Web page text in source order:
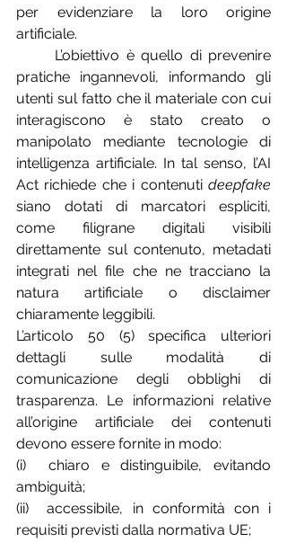
per evidenziare la loro origine
artificiale.
pratiche ingannevoli, informando gli
utenti sul fatto che il materiale con cui
interagiscono è stato creato o
manipolato mediante tecnologie di
intelligenza artificiale. In tal senso, l’AI
Act richiede che i contenuti deepfake
siano dotati di marcatori espliciti,
come filigrane digitali visibili
direttamente sul contenuto, metadati
integrati nel file che ne tracciano la
natura artificiale o disclaimer
chiaramente leggibili.
L’articolo 50 (5) specifica ulteriori
dettagli sulle modalità di
comunicazione degli obblighi di
trasparenza. Le informazioni relative
all’origine artificiale dei contenuti
devono essere fornite in modo:
(i)  chiaro e distinguibile, evitando
ambiguità;
(ii)  accessibile, in conformità con i
requisiti previsti dalla normativa UE;